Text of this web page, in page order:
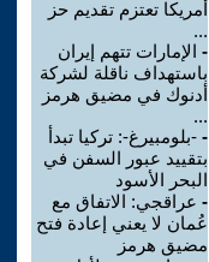
أمريكا تعتزم تقديم حز
...
- الإمارات تتهم إيران
باستهداف ناقلة لشركة
أدنوك في مضيق هرمز
...
- -بلومبيرغ-: تركيا تبدأ
بتقييد عبور السفن في
البحر الأسود
- عراقجي: الاتفاق مع
عُمان لا يعني إعادة فتح
مضيق هرمز